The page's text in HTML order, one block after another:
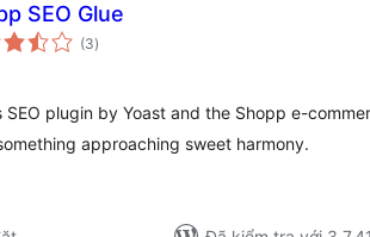
SEO Glue
(3tổng
đánh
)
SEO plugin by Yoast and the Shopp e-
approaching sweet harmony.